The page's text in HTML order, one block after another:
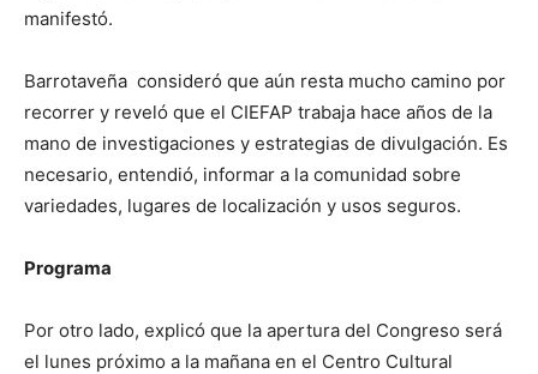
manifestó.
Barrotaveña consideró que aún resta mucho camino por
recorrer y reveló que el CIEFAP trabaja hace años de la
mano de investigaciones y estrategias de divulgación. Es
necesario, entendió, informar a la comunidad sobre
variedades, lugares de localización y usos seguros.
Programa
Por otro lado, explicó que la apertura del Congreso será
el lunes próximo a la mañana en el Centro Cultural